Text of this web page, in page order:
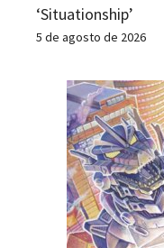
‘Situationship’
5 de agosto de 2026